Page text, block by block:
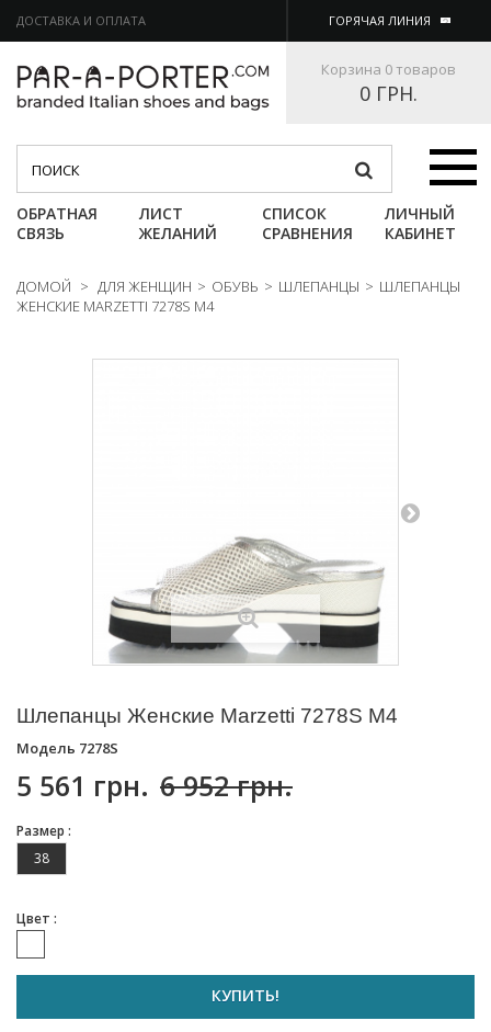
ДОСТАВКА И ОПЛАТА ГОРЯЧАЯ ЛИНИЯ
Корзина 0 товаров
0 ГРН.
Категории
ОБРАТНАЯ
СВЯЗЬ
ЛИСТ
ЖЕЛАНИЙ
СПИСОК
СРАВНЕНИЯ
ЛИЧНЫЙ
КАБИНЕТ
ДОМОЙ > ДЛЯ ЖЕНЩИН > ОБУВЬ > ШЛЕПАНЦЫ > ШЛЕПАНЦЫ
ЖЕНСКИЕ MARZETTI 7278S M4
Шлепанцы Женские Marzetti 7278S M4
Модель 7278S
5 561 грн. 6 952 грн.
Размер :
38
Цвет :
КУПИТЬ!